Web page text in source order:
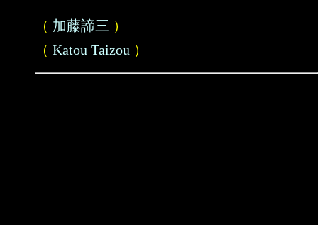
（ 加藤諦三 ）
（ Katou Taizou ）